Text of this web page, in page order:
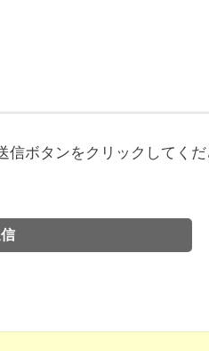
ボタンをクリックしてくだ